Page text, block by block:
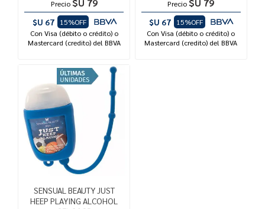
Precio $U 79
$U 67
15%OFF
Con Visa (débito o crédito) o
Mastercard (credito) del BBVA
Precio $U 79
$U 67
15%OFF
Con Visa (débito o crédito) o
Mastercard (credito) del BBVA
SENSUAL BEAUTY JUST
HEEP PLAYING ALCOHOL